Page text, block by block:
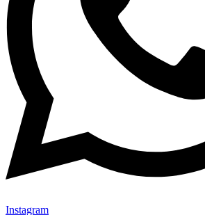
Instagram